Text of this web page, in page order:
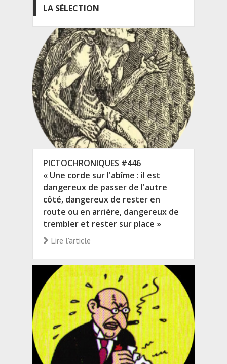
LA SÉLECTION
PICTOCHRONIQUES #446
« Une corde sur l'abîme : il est
dangereux de passer de l'autre
côté, dangereux de rester en
route ou en arrière, dangereux de
trembler et rester sur place »
Lire l'article